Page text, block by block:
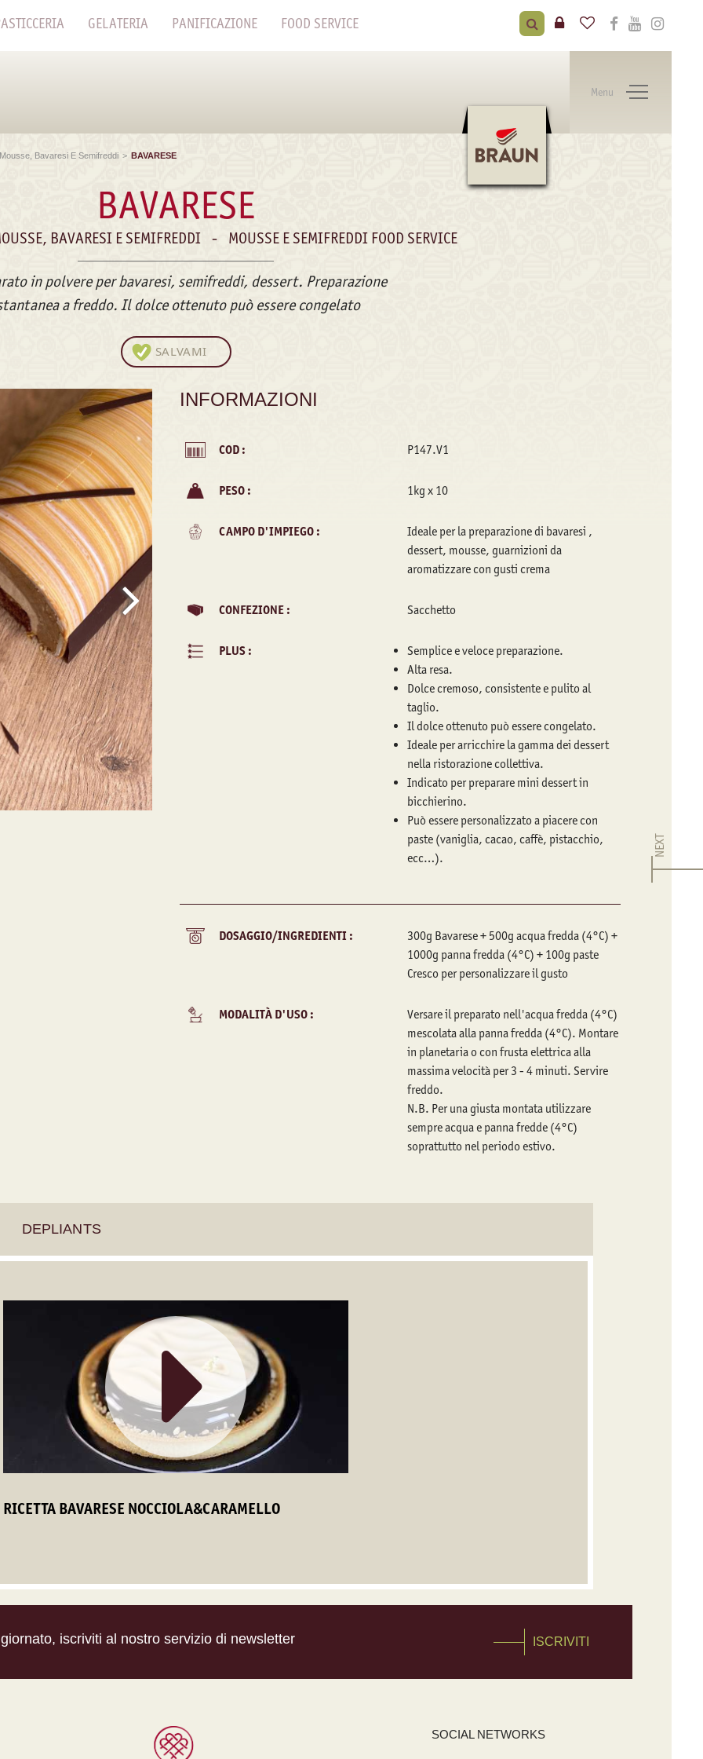
GELATERIA PANIFICAZIONE FOOD SERVICE
Menu
Bavaresi E Semifreddi > BAVARESE
BAVARESE
BAVARESI E SEMIFREDDI - MOUSSE E SEMIFREDDI FOOD SERVICE
in polvere per bavaresi, semifreddi, dessert. Preparazione
a freddo. Il dolce ottenuto può essere congelato
SALVAMI
INFORMAZIONI
COD : P147.V1
PESO : 1kg x 10
CAMPO D'IMPIEGO :
Ideale per la preparazione di bavaresi ,
dessert, mousse, guarnizioni da
aromatizzare con gusti crema
CONFEZIONE : Sacchetto
PLUS :
Semplice e veloce preparazione.
Alta resa.
Dolce cremoso, consistente e pulito al
taglio.
Il dolce ottenuto può essere congelato.
Ideale per arricchire la gamma dei dessert
nella ristorazione collettiva.
Indicato per preparare mini dessert in
bicchierino.
Può essere personalizzato a piacere con
paste (vaniglia, cacao, caffè, pistacchio,
ecc…).
DOSAGGIO/INGREDIENTI :
300g Bavarese + 500g acqua fredda (4°C) +
1000g panna fredda (4°C) + 100g paste
Cresco per personalizzare il gusto
MODALITÀ D'USO :
Versare il preparato nell'acqua fredda (4°C)
mescolata alla panna fredda (4°C). Montare
in planetaria o con frusta elettrica alla
massima velocità per 3 - 4 minuti. Servire
freddo.
N.B. Per una giusta montata utilizzare
sempre acqua e panna fredde (4°C)
soprattutto nel periodo estivo.
DEPLIANTS
RICETTA BAVARESE NOCCIOLA&CARAMELLO
NEXT
iscriviti al nostro servizio di newsletter ISCRIVITI
SOCIAL NETWORKS